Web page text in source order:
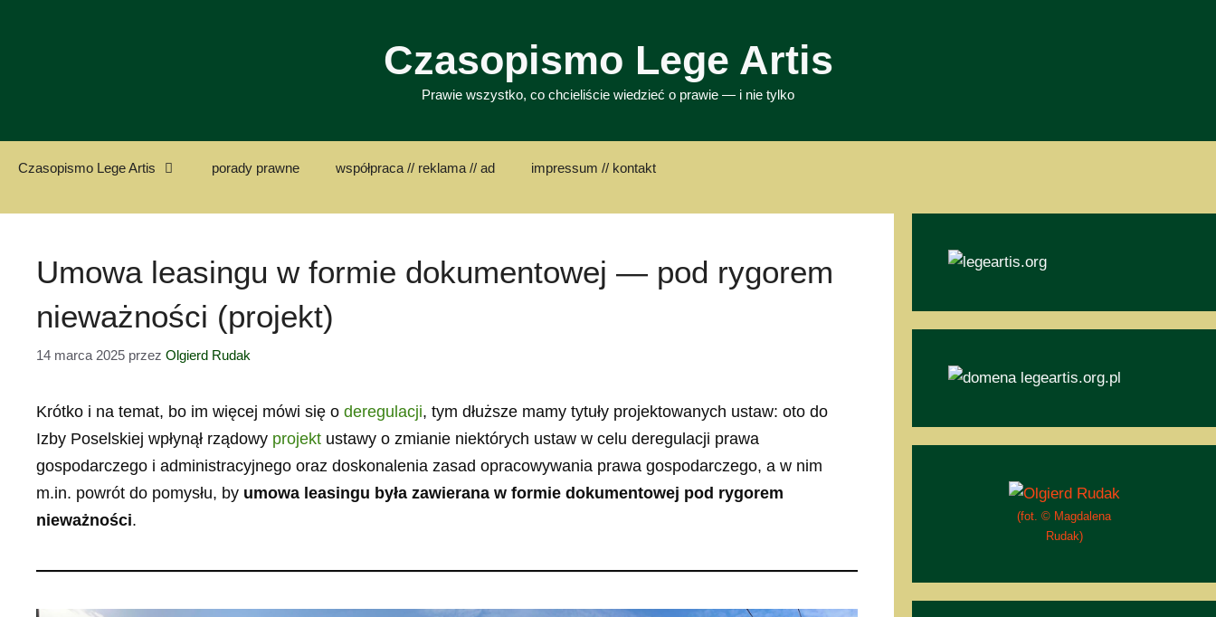
Czasopismo Lege Artis
Prawie wszystko, co chcieliście wiedzieć o prawie — i nie tylko
Czasopismo Lege Artis porady prawne współpraca // reklama // ad impressum // kontakt
Umowa leasingu w formie dokumentowej — pod rygorem
nieważności (projekt)
14 marca 2025 przez Olgierd Rudak
Krótko i na temat, bo im więcej mówi się o deregulacji, tym dłuższe mamy tytuły projektowanych ustaw: oto do
Izby Poselskiej wpłynął rządowy projekt ustawy o zmianie niektórych ustaw w celu deregulacji prawa
gospodarczego i administracyjnego oraz doskonalenia zasad opracowywania prawa gospodarczego, a w nim
m.in. powrót do pomysłu, by umowa leasingu była zawierana w formie dokumentowej pod rygorem
nieważności.
(fot. © Magdalena
Rudak)